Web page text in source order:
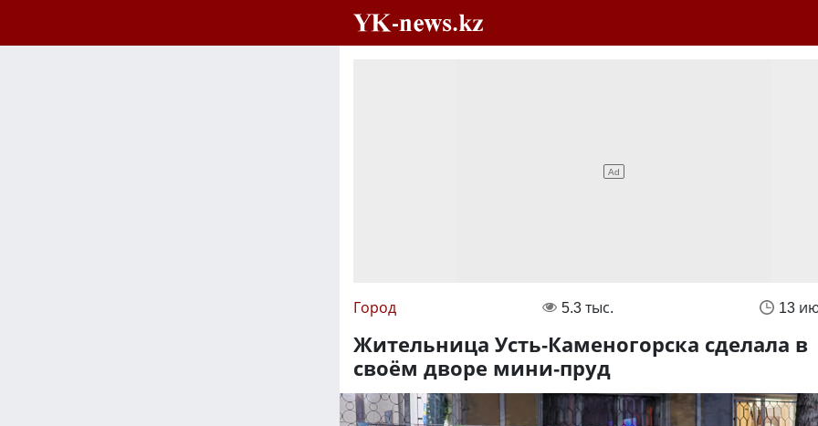
Город 5.3 тыс. 13
Жительница Усть-Каменогорска сделала в
своём дворе мини-пруд